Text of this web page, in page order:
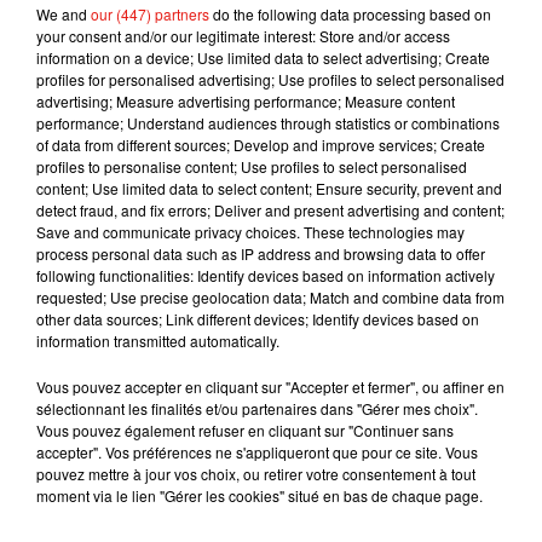
friends. 73 pigeons rescued.pic.twitter.com/shpQrmT6NH
— FHP Orlando (@FHPOrlando)June 30, 2021
Musique
7 août 2026
Julien Lieb s’essaye à la vie de chatelain
dans son nouveau clip
7 août 2026
Madonna sort enfin le remix de « Love
Sensation » avec Kylie Minogue
We and our (447) partnersdo the following data processing based on
your consent and/or our legitimate interest: Store and/or access
information on a device; Use limited data to select advertising; Create
profiles for personalised advertising; Use profiles to select personalised
advertising; Measure advertising performance; Measure content
performance; Understand audiences through statistics or combinations
of data from different sources; Develop and improve services; Create
profiles to personalise content; Use profiles to select personalised
content; Use limited data to select content; Ensure security, prevent and
detect fraud, and fix errors; Deliver and present advertising and content;
Save and communicate privacy choices. These technologies may
process personal data such as IP address and browsing data to offer
following functionalities: Identify devices based on information actively
requested; Use precise geolocation data; Match and combine data from
other data sources; Link different devices; Identify devices based on
information transmitted automatically.
Vous pouvez accepter en cliquant sur "Accepter et fermer", ou affiner en
sélectionnant les finalités et/ou partenaires dans "Gérer mes choix".
Vous pouvez également refuser en cliquant sur "Continuer sans
accepter". Vos préférences ne s'appliqueront que pour ce site. Vous
pouvez mettre à jour vos choix, ou retirer votre consentement à tout
moment via le lien "Gérer les cookies" situé en bas de chaque page.